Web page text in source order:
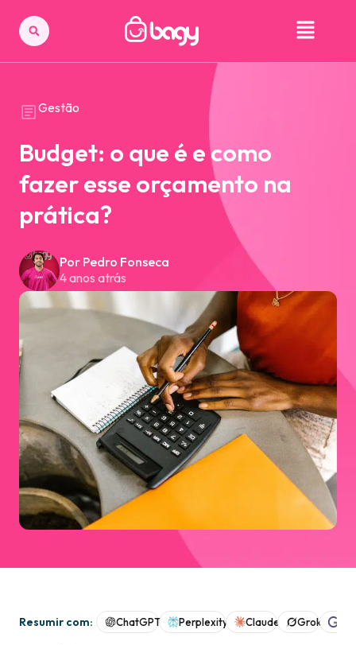
Gestão
Budget: o que é e como
fazer esse orçamento na
prática?
Por Pedro Fonseca
4 anos atrás
Resumir com: ChatGPT Perplexity Claude Grok